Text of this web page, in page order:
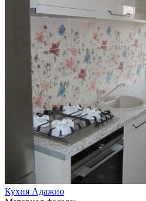
Кухня Адажио